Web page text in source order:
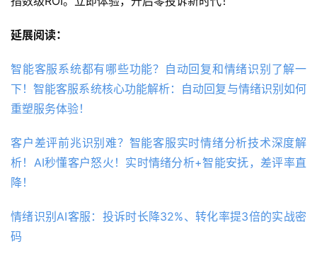
延展阅读：
智能客服系统都有哪些功能？自动回复和情绪识别了解一
下！智能客服系统核心功能解析：自动回复与情绪识别如何
重塑服务体验！
客户差评前兆识别难？智能客服实时情绪分析技术深度解
析！AI秒懂客户怒火！实时情绪分析+智能安抚，差评率直
降！
情绪识别AI客服：投诉时长降32%、转化率提3倍的实战密
码